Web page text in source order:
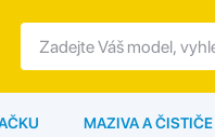
MAZIVA A ČISTIČE